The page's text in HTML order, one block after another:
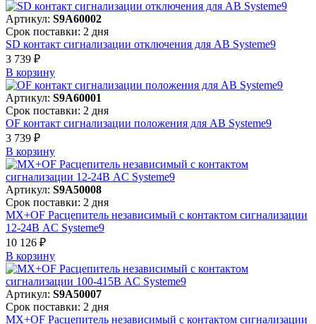
Артикул: S9A60002
Срок поставки: 2 дня
SD контакт сигнализации отключения для АВ Systeme9
3 739 ₽
В корзинy
Артикул: S9A60001
Срок поставки: 2 дня
OF контакт сигнализации положения для АВ Systeme9
3 739 ₽
В корзинy
Артикул: S9A50008
Срок поставки: 2 дня
MX+OF Расцепитель независимый с контактом сигнализации
12-24В AC Systeme9
10 126 ₽
В корзинy
Артикул: S9A50007
Срок поставки: 2 дня
MX+OF Расцепитель независимый с контактом сигнализации